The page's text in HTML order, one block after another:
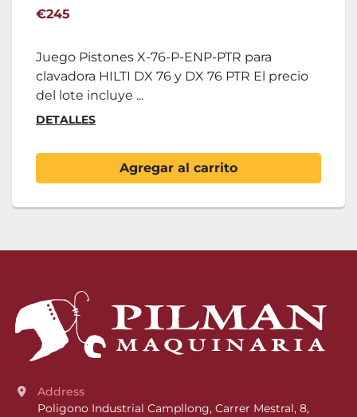
€245
Juego Pistones X-76-P-ENP-PTR para
clavadora HILTI DX 76 y DX 76 PTR El precio
del lote incluye ...
DETALLES
Agregar al carrito
Address
Poligono Industrial Campllong, Carrer Mestral, 8,